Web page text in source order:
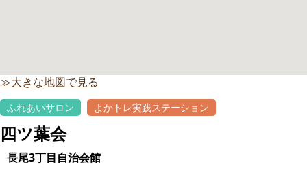
≫大きな地図で見る
ふれあいサロン よかトレ実践ステーション
四ツ葉会
長尾3丁目自治会館